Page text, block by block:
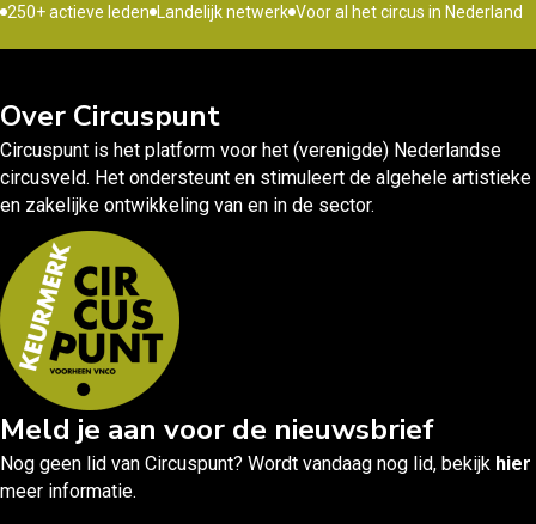
250+ actieve leden Landelijk netwerk Voor al het circus in Nederland
Over Circuspunt
Circuspunt is het platform voor het (verenigde) Nederlandse
circusveld. Het ondersteunt en stimuleert de algehele artistieke
en zakelijke ontwikkeling van en in de sector.
Meld je aan voor de nieuwsbrief
Nog geen lid van Circuspunt? Wordt vandaag nog lid, bekijk hier
meer informatie.